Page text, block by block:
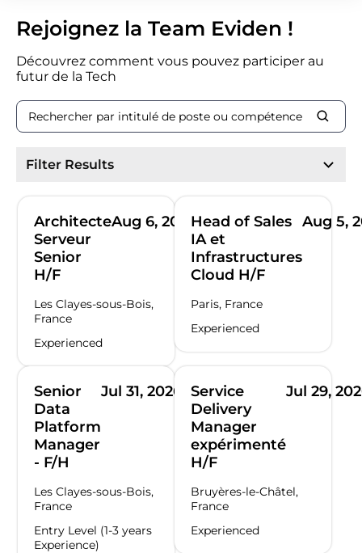
Rejoignez la Team Eviden !
Découvrez comment vous pouvez participer au
futur de la Tech
Filter Results
page 1 / 17
Architecte
Serveur
Senior
H/F
Aug 6, 2026
Les Clayes-sous-Bois,
France
Experienced
Head of Sales
IA et
Infrastructures
Cloud H/F
Aug 5,
Paris, France
Experienced
Senior
Data
Platform
Manager
- F/H
Jul 31, 2026
Les Clayes-sous-Bois,
France
Entry Level (1-3 years
Experience)
Service
Delivery
Manager
expérimenté
H/F
Jul 29,
Bruyères-le-Châtel,
France
Experienced